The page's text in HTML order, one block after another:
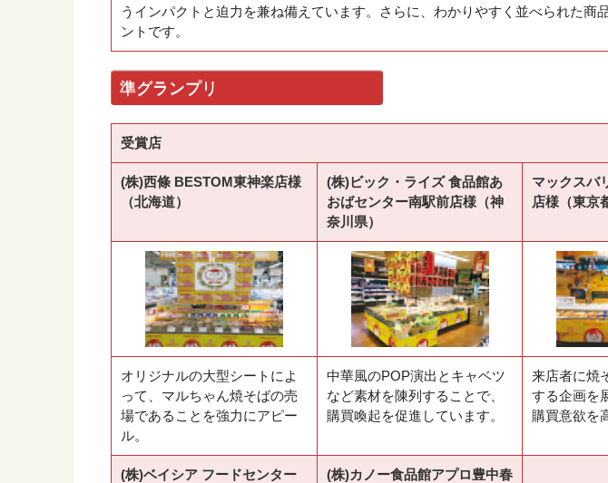
うインパクトと迫力を兼ね備えています。さらに、わかりやすく並べられた商
ントです。
準グランプリ
受賞店
(株)西條 BESTOM東神楽店様
（北海道）
(株)ビック・ライズ 食品館あ
おばセンター南駅前店様（神
奈川県）
マックスバ
店様（東京
オリジナルの大型シートによ
って、マルちゃん焼そばの売
場であることを強力にアピー
ル。
中華風のPOP演出とキャベツ
など素材を陳列することで、
購買喚起を促進しています。
来店者に焼
する企画を
購買意欲を
(株)ベイシア フードセンター
(株)カノー食品館アプロ豊中春